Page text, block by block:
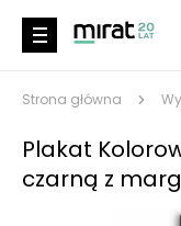
Strona główna
Plakat
czarną z